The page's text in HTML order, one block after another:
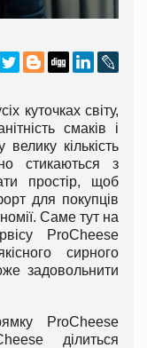
куточках світу,
смаків і
кількість
стикаються з
простір, щоб
для покупців
Саме тут на
ProCheese
сирного
задовольнити
ProCheese
ділиться